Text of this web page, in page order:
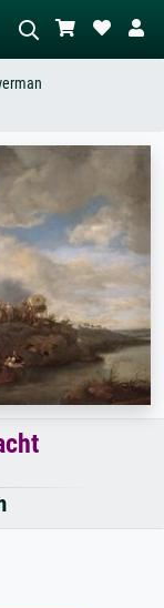
die Szene – z.B. Grüne
mit viel Rot, Dunkles
Akt neben einem
Baum.